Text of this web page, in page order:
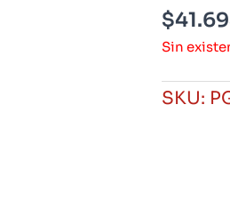
$
Sin
SKU: